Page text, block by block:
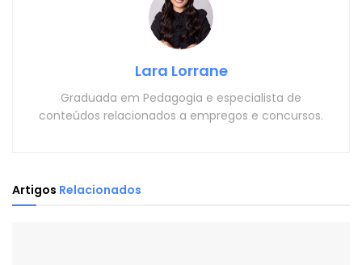
Lara Lorrane
Graduada em Pedagogia e especialista de
conteúdos relacionados a empregos e concursos.
Artigos Relacionados